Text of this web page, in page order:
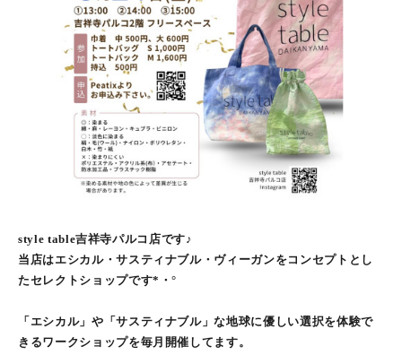
style table吉祥寺パルコ店です♪
当店はエシカル・サスティナブル・ヴィーガンをコンセプトとし
たセレクトショップです*・°
「エシカル」や「サスティナブル」な地球に優しい選択を体験で
きるワークショップを毎月開催してます。